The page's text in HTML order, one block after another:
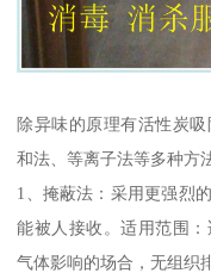
除异味的原理有活性炭
和法、等离子法等多种方
1、掩蔽法：采用更强烈
能被人接收。适用范围
气体影响的场合，无组织